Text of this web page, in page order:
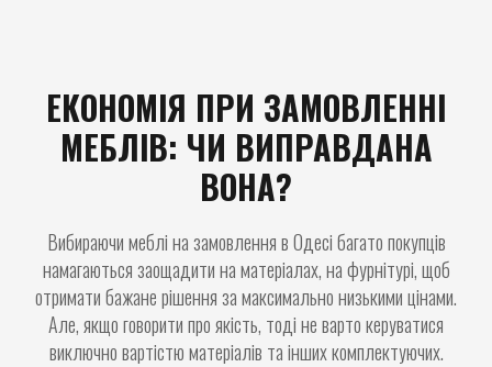
ЕКОНОМІЯ ПРИ ЗАМОВЛЕННІ
МЕБЛІВ: ЧИ ВИПРАВДАНА
ВОНА?
Вибираючи меблі на замовлення в Одесі багато покупців
намагаються заощадити на матеріалах, на фурнітурі, щоб
отримати бажане рішення за максимально низькими цінами.
Але, якщо говорити про якість, тоді не варто керуватися
виключно вартістю матеріалів та інших комплектуючих.